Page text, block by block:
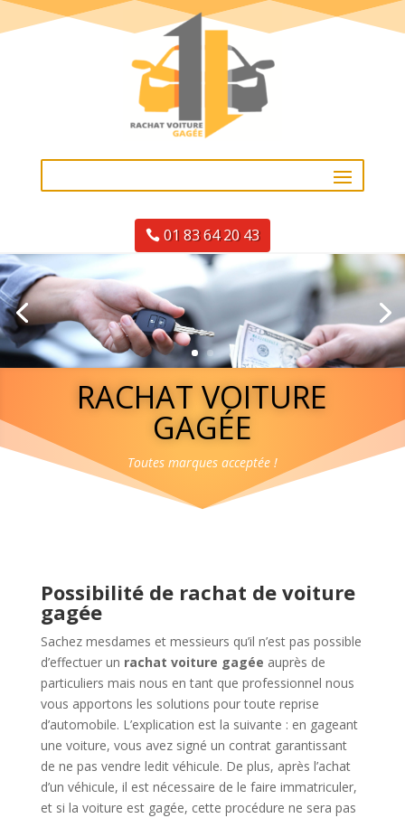
01 83 64 20 43
RACHAT VOITURE
GAGÉE
Toutes marques acceptée !
Possibilité de rachat de voiture
gagée
Sachez mesdames et messieurs qu’il n’est pas possible
d’effectuer un rachat voiture gagée auprès de
particuliers mais nous en tant que professionnel nous
vous apportons les solutions pour toute reprise
d’automobile. L’explication est la suivante : en gageant
une voiture, vous avez signé un contrat garantissant
de ne pas vendre ledit véhicule. De plus, après l’achat
d’un véhicule, il est nécessaire de le faire immatriculer,
et si la voiture est gagée, cette procédure ne sera pas